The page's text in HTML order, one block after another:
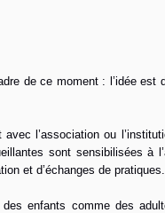
de ce moment : l’idée est
l’association ou
sont sensibilisées à
et d’échanges de pratiques.
enfants comme des